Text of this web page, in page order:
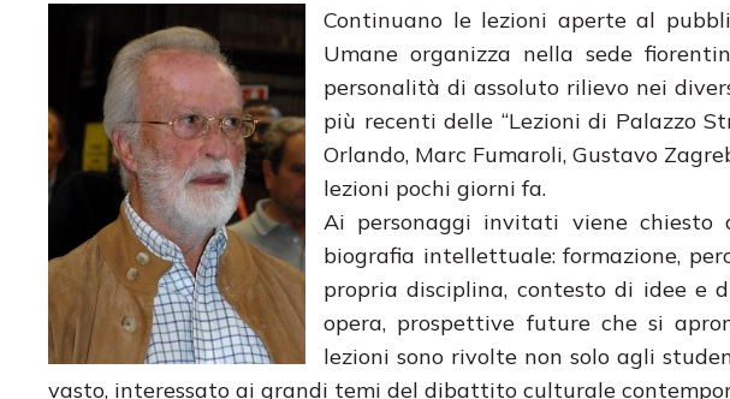
Continuano le lezioni aperte al
Umane organizza nella sede
personalità di assoluto rilievo nei
più recenti delle “Lezioni di Palazzo
Orlando, Marc Fumaroli, Gustavo
lezioni pochi giorni fa.
Ai personaggi invitati viene chiesto
biografia intellettuale: formazione,
propria disciplina, contesto di idee e
opera, prospettive future che si
lezioni sono rivolte non solo agli
vasto, interessato ai grandi temi del dibattito culturale